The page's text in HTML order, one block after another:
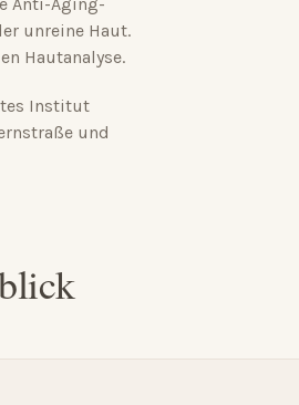
unreine Haut.
Hautanalyse.
Institut
und